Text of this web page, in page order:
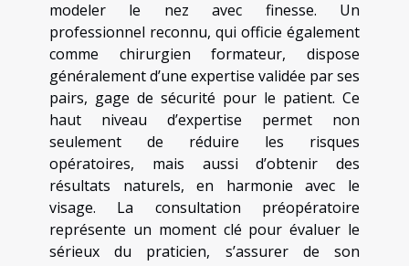
modeler le nez avec finesse. Un
professionnel reconnu, qui officie également
comme chirurgien formateur, dispose
généralement d’une expertise validée par ses
pairs, gage de sécurité pour le patient. Ce
haut niveau d’expertise permet non
seulement de réduire les risques
opératoires, mais aussi d’obtenir des
résultats naturels, en harmonie avec le
visage. La consultation préopératoire
représente un moment clé pour évaluer le
sérieux du praticien, s’assurer de son